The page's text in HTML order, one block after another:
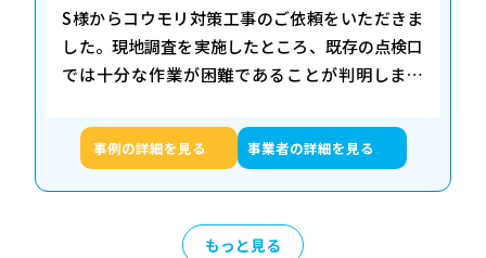
S様からコウモリ対策工事のご依頼をいただきま
した。現地調査を実施したところ、既存の点検口
では十分な作業が困難であることが判明しまし
な状況でした。 施工内容 新規点検口を作成し、
事例の詳細を見る 事業者の詳細を見る
もっと見る